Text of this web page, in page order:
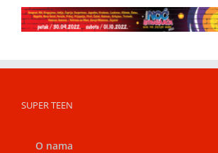
SUPER TEEN
O nama